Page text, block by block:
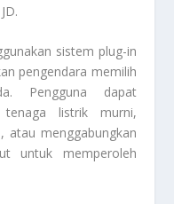
sistem plug-in
pengendara memilih
Pengguna dapat
listrik murni,
atau menggabungkan
untuk memperoleh